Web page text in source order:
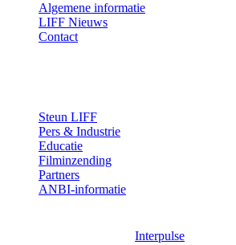
Algemene informatie
LIFF Nieuws
Contact
Steun LIFF
Pers & Industrie
Educatie
Filminzending
Partners
ANBI-informatie
Interpulse